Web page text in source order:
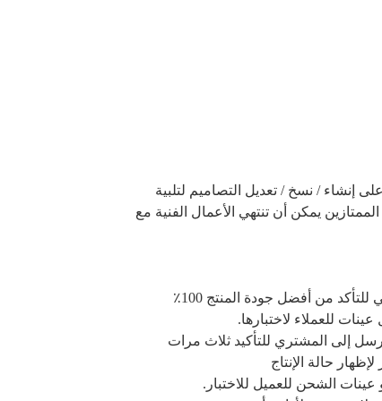
إنشاء / نسخ / تعديل التصاميم لتلبية
يمكن أن تنتهي الأعمال الفنية مع
من أفضل جودة المنتج 100٪
للعملاء لاختبارها.
إلى المشتري للتأكيد ثلاث مرات
حالة الإنتاج
عينات الشحن للعميل للاختبار.